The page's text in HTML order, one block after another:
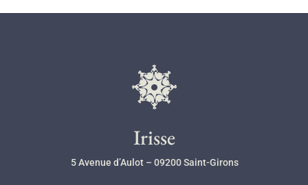
l
Irisse
5 Avenue d’Aulot – 09200 Saint-Girons